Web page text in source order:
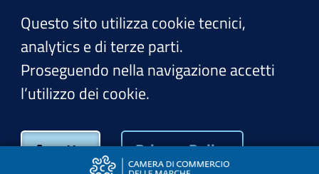
www.marche.camcom.it
PEC:cciaa@pec.marche.camcom.it
Questo sito utilizza cookie tecnici,
analytics e di terze parti.
Proseguendo nella navigazione accetti
l’utilizzo dei cookie.
Accetto Privacy Policy